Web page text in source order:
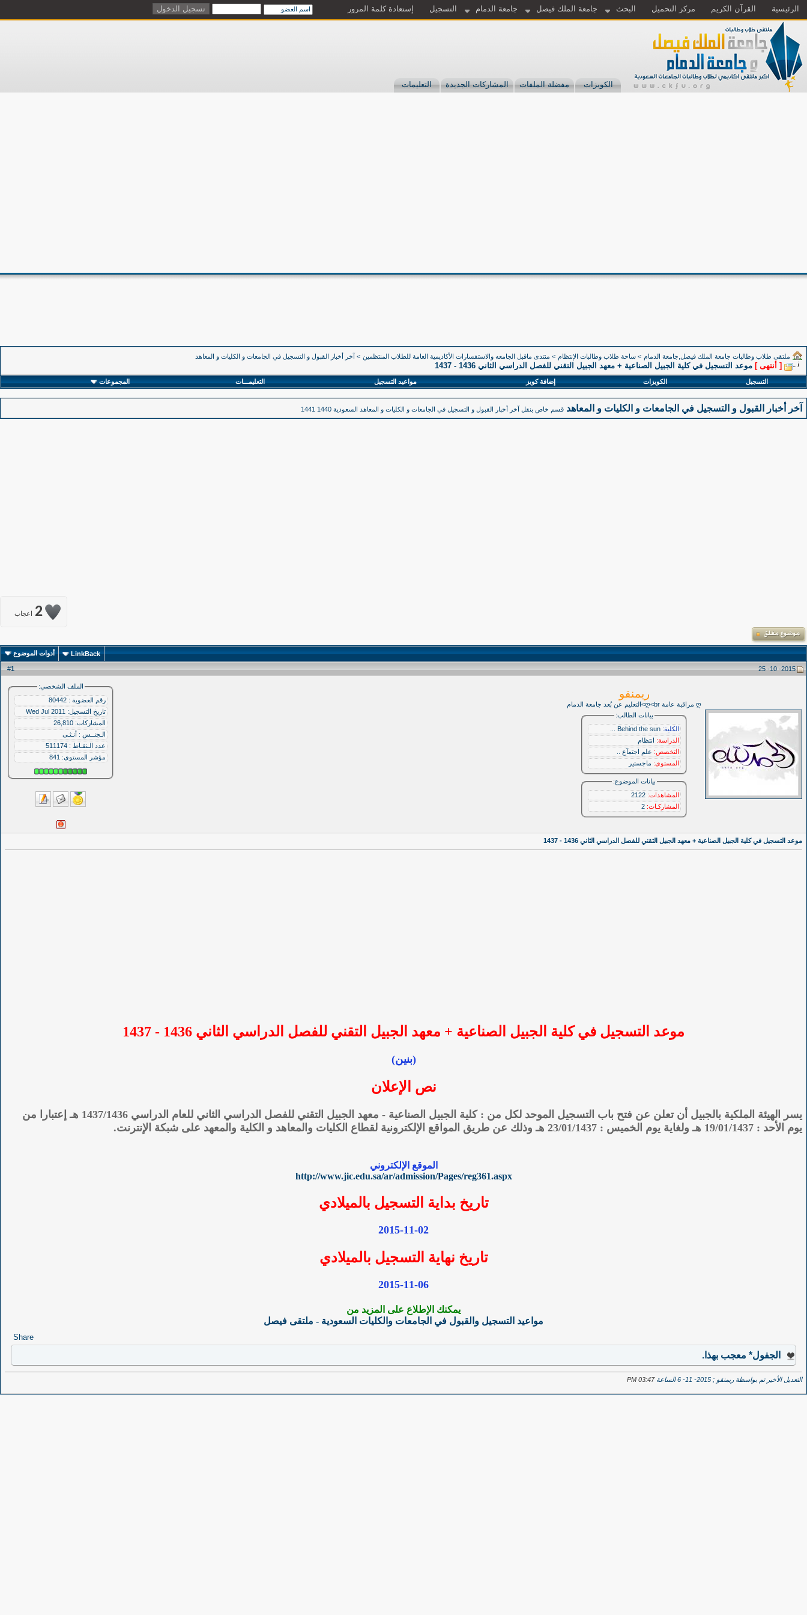
الرئيسية القرآن الكريم مركز التحميل البحث جامعة الملك فيصل جامعة الدمام التسجيل إستعادة كلمة المرور
الكويزات مفضلة الملفات المشاركات الجديدة التعليمات
ملتقى طلاب وطالبات جامعة الملك فيصل,جامعة الدمام > ساحة طلاب وطالبات الإنتظام > منتدى ماقبل الجامعه والاستفسارات الأكاديمية العامة للطلاب المنتظمين > آخر أخبار القبول و التسجيل في الجامعات و الكليات و المعاهد
[ أنتهى ] موعد التسجيل في كلية الجبيل الصناعية + معهد الجبيل التقني للفصل الدراسي الثاني 1436 - 1437
التسجيل الكويزات إضافة كويز مواعيد التسجيل التعليمـــات المجموعات
آخر أخبار القبول و التسجيل في الجامعات و الكليات و المعاهد قسم خاص بنقل آخر أخبار القبول و التسجيل في الجامعات و الكليات و المعاهد السعودية 1440 1441
2 اعجاب
LinkBack أدوات الموضوع
#
1 2015- 10- 25
ريمنقو
ღ مراقبة عامة ღ<br>التعليم عن بُعد جامعة الدمام
بيانات الطالب:
الكلية: Behind the sun ...
الدراسة: انتظام
التخصص: علم اجتمآع ..
المستوى: ماجستير
بيانات الموضوع:
المشاهدات: 2122
المشاركـات: 2
الملف الشخصي:
رقم العضوية : 80442
تاريخ التسجيل: Wed Jul 2011
المشاركات: 26,810
الـجنــس : أنـثـى
عدد الـنقـاط : 511174
مؤشر المستوى: 841
موعد التسجيل في كلية الجبيل الصناعية + معهد الجبيل التقني للفصل الدراسي الثاني 1436 - 1437
موعد التسجيل في كلية الجبيل الصناعية + معهد الجبيل التقني للفصل الدراسي الثاني 1436 - 1437
(بنين)
نص الإعلان
يسر الهيئة الملكية بالجبيل أن تعلن عن فتح باب التسجيل الموحد لكل من : كلية الجبيل الصناعية - معهد الجبيل التقني للفصل الدراسي الثاني للعام الدراسي 1437/1436 هـ إعتبارا من
يوم الأحد : 19/01/1437 هـ ولغاية يوم الخميس : 23/01/1437 هـ وذلك عن طريق المواقع الإلكترونية لقطاع الكليات والمعاهد و الكلية والمعهد على شبكة الإنترنت.
الموقع الإلكتروني
http://www.jic.edu.sa/ar/admission/Pages/reg361.aspx
تاريخ بداية التسجيل بالميلادي
2015-11-02
تاريخ نهاية التسجيل بالميلادي
2015-11-06
يمكنك الإطلاع على المزيد من
مواعيد التسجيل والقبول في الجامعات والكليات السعودية - ملتقى فيصل
Share
الجفول* معجب بهذا.
التعديل الأخير تم بواسطة ريمنقو ; 2015- 11- 6 الساعة 03:47 PM